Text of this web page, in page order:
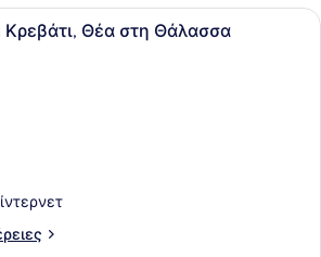
Ένα δωμάτιο ξενοδοχείου με ένα
Κρεβάτι, Θέα στη Θάλασσα